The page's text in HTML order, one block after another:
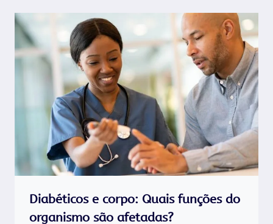
Diabéticos e corpo: Quais funções do
organismo são afetadas?